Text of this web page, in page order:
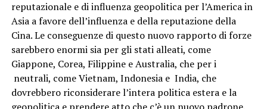
reputazionale e di influenza geopolitica per l’America in
Asia a favore dell’influenza e della reputazione della
Cina. Le conseguenze di questo nuovo rapporto di forze
sarebbero enormi sia per gli stati alleati, come
Giappone, Corea, Filippine e Australia, che per i
neutrali, come Vietnam, Indonesia e India, che
dovrebbero riconsiderare l’intera politica estera e la